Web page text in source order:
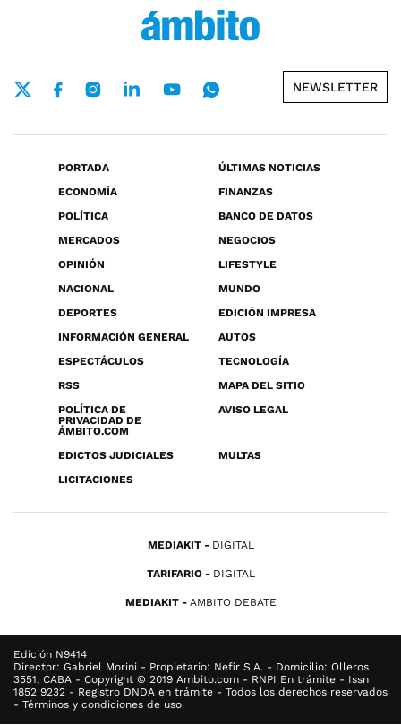
NEWSLETTER
PORTADA
ÚLTIMAS NOTICIAS
ECONOMÍA
FINANZAS
POLÍTICA
BANCO DE DATOS
MERCADOS
NEGOCIOS
OPINIÓN
LIFESTYLE
NACIONAL
MUNDO
DEPORTES
EDICIÓN IMPRESA
INFORMACIÓN GENERAL
AUTOS
ESPECTÁCULOS
TECNOLOGÍA
RSS
MAPA DEL SITIO
POLÍTICA DE
PRIVACIDAD DE
ÁMBITO.COM
AVISO LEGAL
EDICTOS JUDICIALES
MULTAS
LICITACIONES
MEDIAKIT DIGITAL
TARIFARIO DIGITAL
MEDIAKIT AMBITO DEBATE
Edición N9414
Director: Gabriel Morini - Propietario: Nefir S.A. - Domicilio: Olleros
3551, CABA - Copyright © 2019 Ambito.com - RNPI En trámite - Issn
1852 9232 - Registro DNDA en trámite - Todos los derechos reservados
- Términos y condiciones de uso